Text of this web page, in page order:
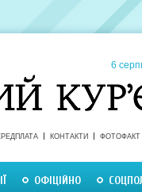
6
КОНТАКТИ ФОТОФАКТ
ОФІЦІЙНО